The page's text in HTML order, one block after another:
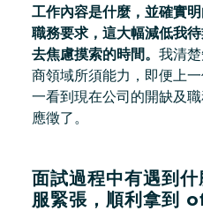
工作內容是什麼，並確實
職務要求，這大幅減低我
去焦慮摸索的時間。 我清
商領域所須能力，即便上
一看到現在公司的開缺及
應徵了。
面試過程中有遇到
服緊張，順利拿到